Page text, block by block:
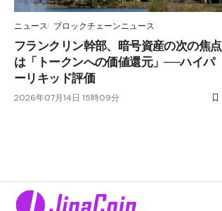
ニュース ブロックチェーンニュース
フランクリン幹部、暗号資産の次の焦点
は「トークンへの価値還元」──ハイパ
ーリキッド評価
2026年07月14日 15時09分